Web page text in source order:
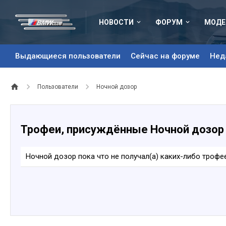
НОВОСТИ ФОРУМ
Выдающиеся пользователи Сейчас на форуме
Пользователи Ночной дозор
Трофеи, присуждённые Ночной дозор
Ночной дозор пока что не получал(а) каких-либо